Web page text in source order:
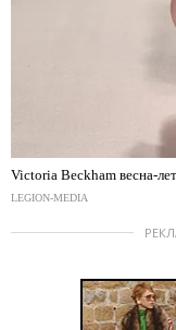
Victoria Beckham весна-
LEGION-MEDIA